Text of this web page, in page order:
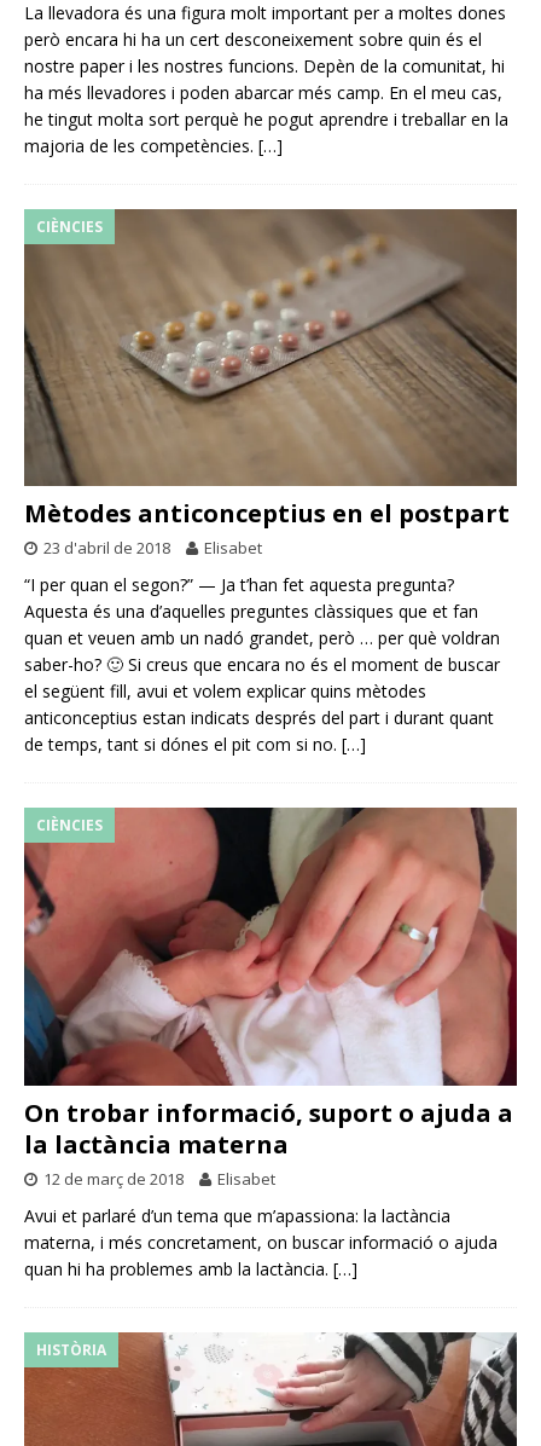
La llevadora és una figura molt important per a moltes dones
però encara hi ha un cert desconeixement sobre quin és el
nostre paper i les nostres funcions. Depèn de la comunitat, hi
ha més llevadores i poden abarcar més camp. En el meu cas,
he tingut molta sort perquè he pogut aprendre i treballar en la
majoria de les competències. […]
CIÈNCIES
Mètodes anticonceptius en el postpart
23 d'abril de 2018 Elisabet
“I per quan el segon?” — Ja t’han fet aquesta pregunta?
Aquesta és una d’aquelles preguntes clàssiques que et fan
quan et veuen amb un nadó grandet, però … per què voldran
saber-ho? 🙂 Si creus que encara no és el moment de buscar
el següent fill, avui et volem explicar quins mètodes
anticonceptius estan indicats després del part i durant quant
de temps, tant si dónes el pit com si no. […]
CIÈNCIES
On trobar informació, suport o ajuda a
la lactància materna
12 de març de 2018 Elisabet
Avui et parlaré d’un tema que m’apassiona: la lactància
materna, i més concretament, on buscar informació o ajuda
quan hi ha problemes amb la lactància. […]
HISTÒRIA